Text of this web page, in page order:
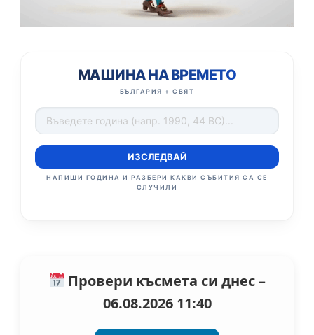
МАШИНА НА ВРЕМЕТО
БЪЛГАРИЯ + СВЯТ
ИЗСЛЕДВАЙ
НАПИШИ ГОДИНА И РАЗБЕРИ КАКВИ СЪБИТИЯ СА СЕ
СЛУЧИЛИ
Провери късмета си днес –
06.08.2026 11:40